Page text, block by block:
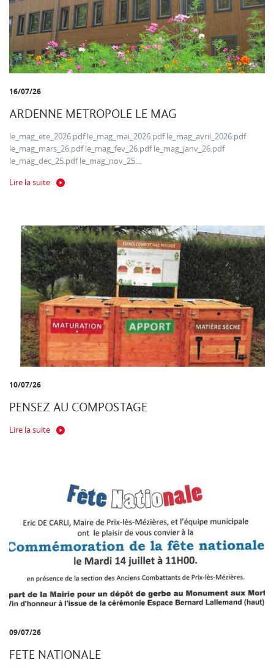
16/07/26
ARDENNE METROPOLE LE MAG
le_mag_ete_2026.pdf le_mag_mai_2026.pdf le_mag_avril_2026.pdf
le_mag_mars_26.pdf le_mag_fev_26.pdf le_mag_janv_26.pdf
le_mag_dec_25.pdf le_mag_nov_25...
Lire la suite
10/07/26
PENSEZ AU COMPOSTAGE
Lire la suite
09/07/26
FETE NATIONALE